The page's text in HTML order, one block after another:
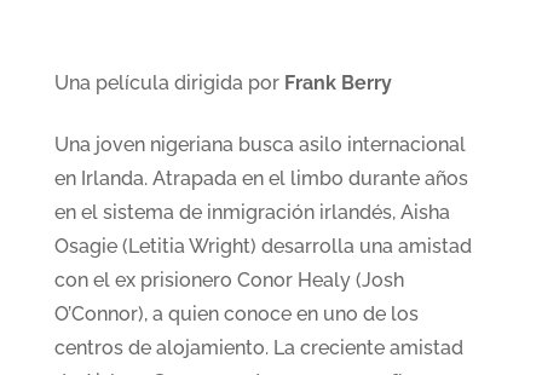
Una película dirigida por Frank Berry
Una joven nigeriana busca asilo internacional
en Irlanda. Atrapada en el limbo durante años
en el sistema de inmigración irlandés, Aisha
Osagie (Letitia Wright) desarrolla una amistad
con el ex prisionero Conor Healy (Josh
O’Connor), a quien conoce en uno de los
centros de alojamiento. La creciente amistad